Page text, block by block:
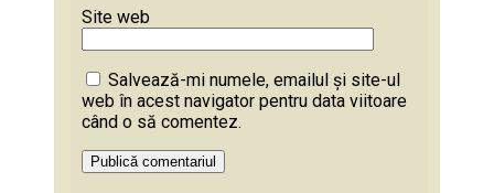
Site web
Salvează-mi numele, emailul și site-ul
web în acest navigator pentru data viitoare
când o să comentez.